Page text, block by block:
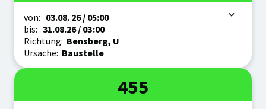
Zeitraum
von: 03.08. 26/ 05:00
bis: 31.08.26/ 03:00
Richtung: Bensberg, U
Ursache: Baustelle
Linie
455